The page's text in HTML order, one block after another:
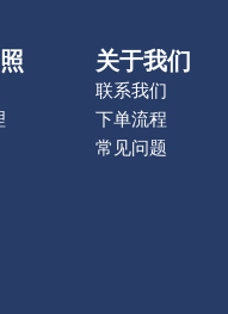
关于我们
联系我们
下单流程
常见问题